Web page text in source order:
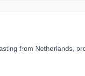
from Netherlands,